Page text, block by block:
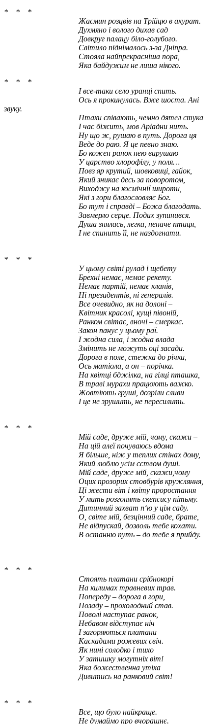
* * *
Жасмин розцвів на Трійцю в акурат.
Духмяно і волого дихав сад
Довкруг палацу біло-голубого.
Світило піднімалось з-за Дніпра.
Стояла найпрекрасніша пора,
Яка байдужим не лиша нікого.
* * *
І все-таки село уранці спить.
Ось я прокинулась. Вже шоста. Ані
звуку.
Птахи співають, чемно дятел стука
І час біжить, мов Аріадни нить.
Ну що ж, рушаю в путь. Дорога ця
Веде до раю. Я це певно знаю.
Бо кожен ранок нею вирушаю
У царство хлорофілу, у поля…
Повз яр крутий, шовковиці, гайок,
Який зникає десь за поворотом,
Виходжу на космічнії широти,
Які з гори благословляє Бог.
Бо тут і справді – Божа благодать.
Завмерло серце. Подих зупинився.
Душа знялась, легка, неначе птиця,
І не спинить її, не наздогнати.
* * *
У цьому світі рулад і щебету
Брехні немає, немає рекету.
Немає партій, немає кланів,
Ні президентів, ні генералів.
Все очевидно, як на долоні –
Квітник красолі, кущі півоній,
Ранком світає, вночі – смеркає.
Закон панує у цьому раї.
І жодна сила, і жодна влада
Змінить не можуть оці засади.
Дорога в поле, стежка до річки,
Ось матіола, а он – порічка.
На квітці бджілка, на гілці пташка,
В траві мурахи працюють важко.
Жовтіють груші, дозріли сливи
І це не зрушить, не пересилить.
* * *
Мій саде, друже мій, чому, скажи –
На цій алеї почуваюсь вдома
Я більше, ніж у теплих стінах дому,
Який люблю усім єством душі.
Мій саде, друже мій, скажи,чому
Оцих прозорих стовбурів кружляння,
Ці жести віт і квіту проростання
У мить розгонять скепсису пітьму.
Дитинний захват п‘ю у цім саду.
О, світе мій, безцінний саде, брате,
Не відпускай, дозволь тебе кохати.
В останню путь – до тебе я прийду.
* * *
Стоять платани срібнокорі
На килимах травневих трав.
Попереду – дорога в гори,
Позаду – прохолодний став.
Поволі наступає ранок,
Небавом відступає ніч
І загоряються платани
Каскадами рожевих свіч.
Як нині солодко і тихо
У затишку могутніх віт!
Яка божественна утіха
Дивитись на ранковий світ!
* * *
Все, що було найкраще.
Не думаймо про вчорашнє.